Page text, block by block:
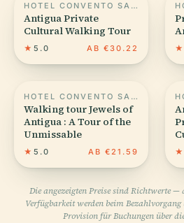
HOTEL CONVENTO SANTA CATALINA
Antigua Private
Cultural Walking Tour
★ 5.0 AB €30.22 ★
HOTEL CONVENTO SANTA CATALINA
Walking tour Jewels of
Antigua : A Tour of the
Unmissable
★ 5.0 AB €21.59 ★
Die angezeigten Preise sind Richtwerte —
Verfügbarkeit werden beim
Provision für Buchungen über